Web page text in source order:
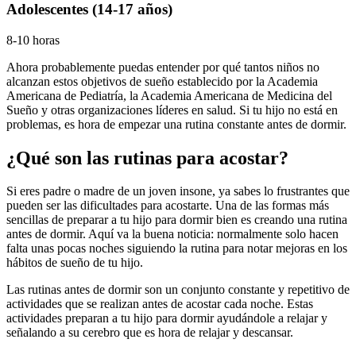
Adolescentes (14-17 años)
8-10 horas
Ahora probablemente puedas entender por qué tantos niños no
alcanzan estos objetivos de sueño establecido por la Academia
Americana de Pediatría, la Academia Americana de Medicina del
Sueño y otras organizaciones líderes en salud. Si tu hijo no está en
problemas, es hora de empezar una rutina constante antes de dormir.
¿Qué son las rutinas para acostar?
Si eres padre o madre de un joven insone, ya sabes lo frustrantes que
pueden ser las dificultades para acostarte. Una de las formas más
sencillas de preparar a tu hijo para dormir bien es creando una rutina
antes de dormir. Aquí va la buena noticia: normalmente solo hacen
falta unas pocas noches siguiendo la rutina para notar mejoras en los
hábitos de sueño de tu hijo.
Las rutinas antes de dormir son un conjunto constante y repetitivo de
actividades que se realizan antes de acostar cada noche. Estas
actividades preparan a tu hijo para dormir ayudándole a relajar y
señalando a su cerebro que es hora de relajar y descansar.